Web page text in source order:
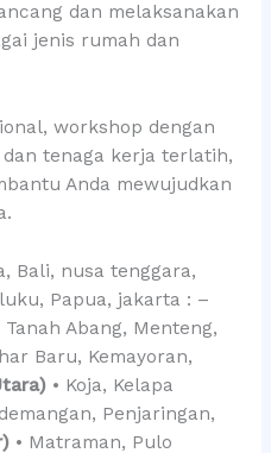
dan melaksanakan
jenis rumah dan
workshop dengan
tenaga kerja terlatih,
Anda mewujudkan
Bali, nusa tenggara,
Papua, jakarta : –
Abang, Menteng,
Baru, Kemayoran,
• Koja, Kelapa
Penjaringan,
• Matraman, Pulo